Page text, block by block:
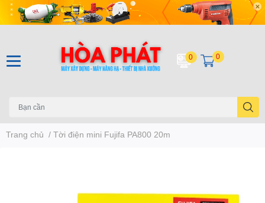
0 0
Trang chủ / Tời điện mini Fujifa PA800 20m